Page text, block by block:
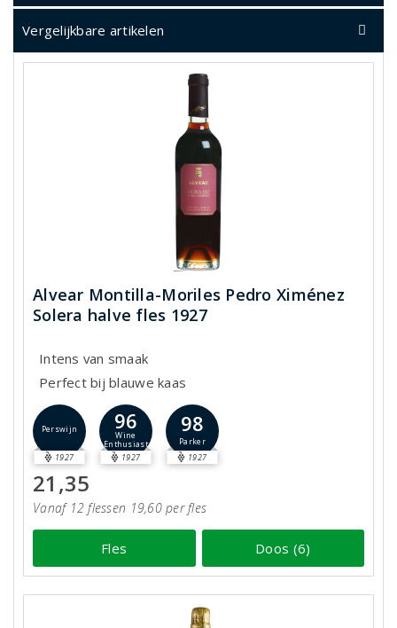
Vergelijkbare artikelen
Alvear Montilla-Moriles Pedro Ximénez
Solera halve fles 1927
Intens van smaak
Perfect bij blauwe kaas
Perswijn
1927
96
Wine
Enthusiast
1927
98
Parker
1927
21,35
Vanaf 12 flessen 19,60 per fles
Fles Doos (6)